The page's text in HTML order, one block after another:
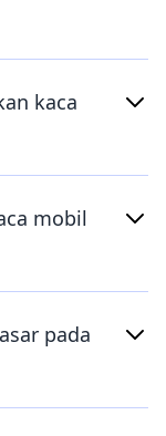
kaca
mobil
pada